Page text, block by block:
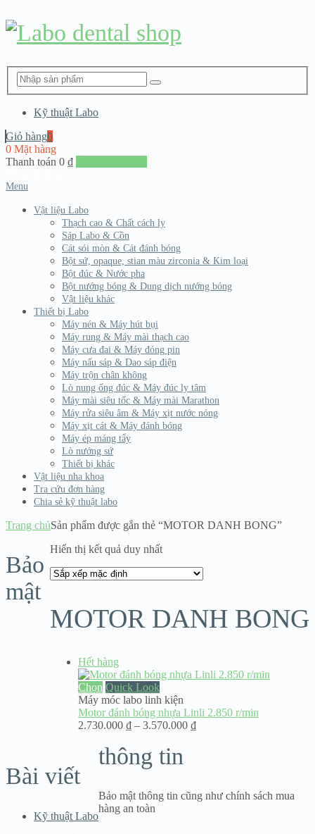
Kỹ thuật Labo
Giỏ hàng0
0 Mặt hàng
Thanh toán 0 ₫
Menu
Vật liệu Labo
Thạch cao & Chất cách ly
Sáp Labo & Cồn
Cát sói mòn & Cát đánh bóng
Bột sứ, opaque, stian màu zirconia & Kim loại
Bột đúc & Nước pha
Bột nướng bóng & Dung dịch nướng bóng
Vật liệu khác
Thiết bị Labo
Máy nén & Máy hút bụi
Máy rung & Máy mài thạch cao
Máy cưa đai & Máy đóng pin
Máy nấu sáp & Dao sáp điện
Máy trộn chân không
Lò nung ống đúc & Máy đúc ly tâm
Máy mài siêu tốc & Máy mài Marathon
Máy rửa siêu âm & Máy xịt nước nóng
Máy xịt cát & Máy đánh bóng
Máy ép máng tẩy
Lò nướng sứ
Thiết bị khác
Vật liệu nha khoa
Tra cứu đơn hàng
Chia sẻ kỹ thuật labo
Trang chủSản phẩm được gắn thẻ “MOTOR DANH BONG”
Hiển thị kết quả duy nhất
MOTOR DANH BONG
Hết hàng
Chọn Quick Look
Máy móc labo linh kiện
Motor đánh bóng nhựa Linli 2.850 r/min
2.730.000 ₫ – 3.570.000 ₫Khoảng
Bài viết
Kỹ thuật Labo
Bảo
mật
thông tin
Bảo mật thông tin cũng như chính sách mua
hàng an toàn